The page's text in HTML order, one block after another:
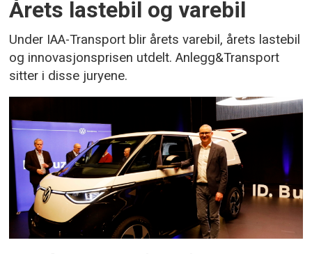
Årets lastebil og varebil
Under IAA-Transport blir årets varebil, årets lastebil
og innovasjonsprisen utdelt. Anlegg&Transport
sitter i disse juryene.